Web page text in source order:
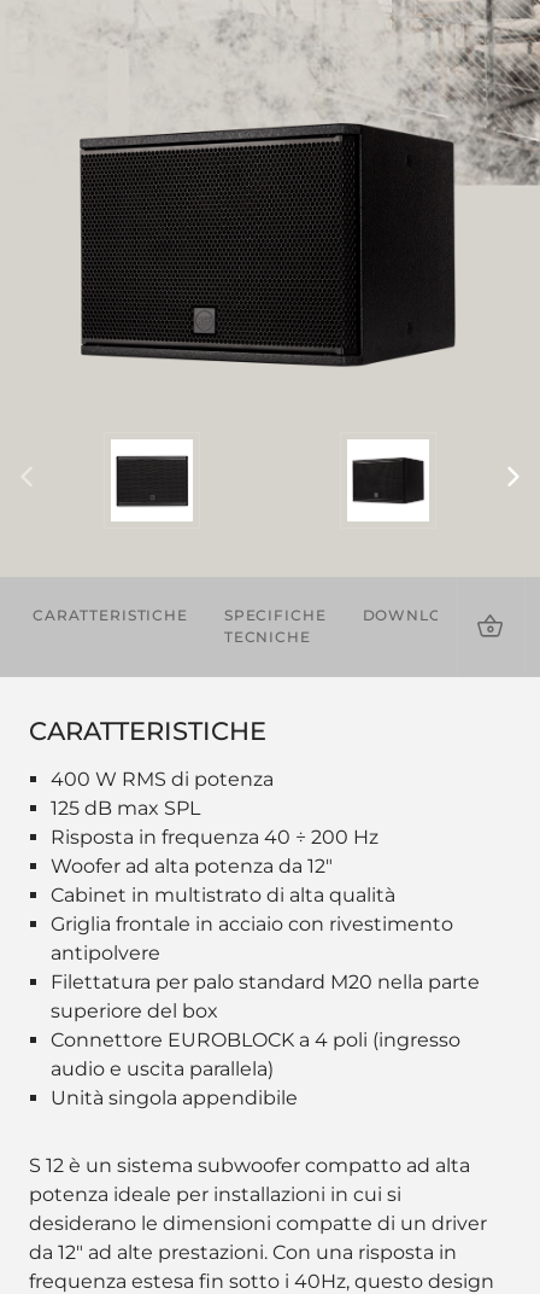
CARATTERISTICHE
SPECIFICHE
TECNICHE
DOWNLOADS
CARATTERISTICHE
400 W RMS di potenza
125 dB max SPL
Risposta in frequenza 40 ÷ 200 Hz
Woofer ad alta potenza da 12"
Cabinet in multistrato di alta qualità
Griglia frontale in acciaio con rivestimento
antipolvere
Filettatura per palo standard M20 nella parte
superiore del box
Connettore EUROBLOCK a 4 poli (ingresso
audio e uscita parallela)
Unità singola appendibile
S 12 è un sistema subwoofer compatto ad alta
potenza ideale per installazioni in cui si
desiderano le dimensioni compatte di un driver
da 12" ad alte prestazioni. Con una risposta in
frequenza estesa fin sotto i 40Hz, questo design